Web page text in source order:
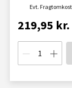
Evt.
219,95 kr.